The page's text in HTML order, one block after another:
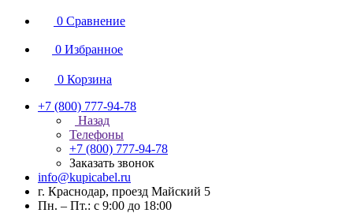
0 Сравнение
0 Избранное
0 Корзина
+7 (800) 777-94-78
Назад
Телефоны
+7 (800) 777-94-78
Заказать звонок
info@kupicabel.ru
г. Краснодар, проезд Майский 5
Пн. – Пт.: с 9:00 до 18:00